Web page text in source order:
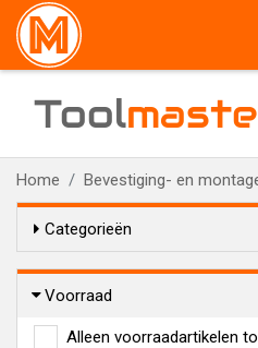
Tool
Home Bevestiging- en
Categorieën
Voorraad
Alleen voorraadartikelen